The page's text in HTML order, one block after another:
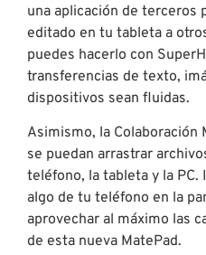
una aplicación de terceros
editado en tu tableta a
puedes hacerlo con
transferencias de texto,
dispositivos sean fluidas.
Asimismo, la
se puedan arrastrar
teléfono, la tableta y la
algo de tu teléfono en la
aprovechar al máximo las
de esta nueva MatePad.